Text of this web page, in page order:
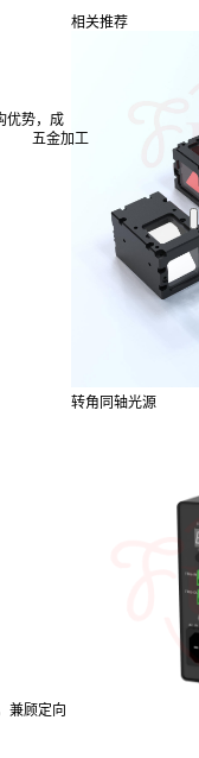
五金加工
优势，成
兼顾定向
相关推荐
转角同轴光源